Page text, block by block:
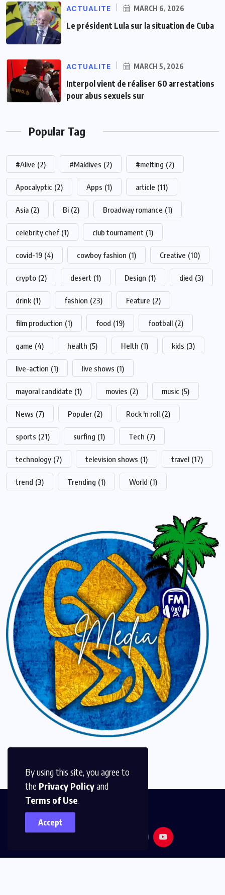
By using this site, you agree to
the Privacy Policyand
Terms of Use.
Accept
ACTUALITE MARCH 6, 2026
Le président Lula sur la situation de Cuba
ACTUALITE MARCH 5, 2026
Interpol vient de réaliser 60 arrestations
pour abus sexuels sur
Popular Tag
#Alive (2) #Maldives (2) #melting (2)
Apocalyptic (2) Apps (1) article (11)
Asia (2) Bi (2) Broadway romance (1)
celebrity chef (1) club tournament (1)
covid-19 (4) cowboy fashion (1) Creative (10)
crypto (2) desert (1) Design (1) died (3)
drink (1) fashion (23) Feature (2)
film production (1) food (19) football (2)
game (4) health (5) Helth (1) kids (3)
live-action (1) live shows (1)
mayoral candidate (1) movies (2) music (5)
News (7) Populer (2) Rock 'n roll (2)
sports (21) surfing (1) Tech (7)
technology (7) television shows (1) travel (17)
trend (3) Trending (1) World (1)